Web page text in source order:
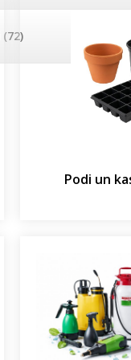
(72)
Podi un